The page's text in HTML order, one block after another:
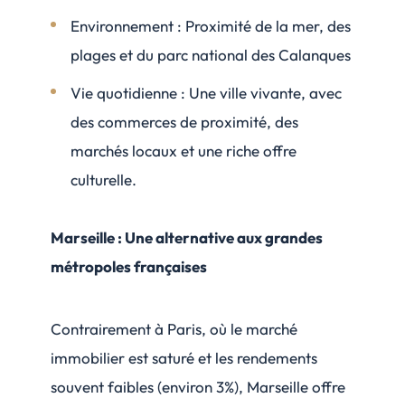
Environnement : Proximité de la mer, des
plages et du parc national des Calanques
Vie quotidienne : Une ville vivante, avec
des commerces de proximité, des
marchés locaux et une riche offre
culturelle.
Marseille : Une alternative aux grandes
métropoles françaises
Contrairement à Paris, où le marché
immobilier est saturé et les rendements
souvent faibles (environ 3%), Marseille offre